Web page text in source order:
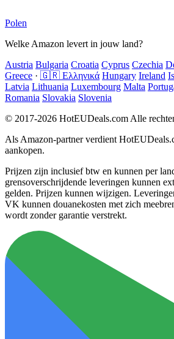
Polen
Welke Amazon levert in jouw land?
Austria Bulgaria Croatia Cyprus Czechia
Greece · 🇬🇷 Ελληνικά Hungary Ireland
Latvia Lithuania Luxembourg Malta
Romania Slovakia Slovenia
© 2017-2026 HotEUDeals.com Alle
Als Amazon-partner verdient
aankopen.
Prijzen zijn inclusief btw en kunnen per
grensoverschrijdende leveringen kunnen
gelden. Prijzen kunnen wijzigen.
VK kunnen douanekosten met zich
wordt zonder garantie verstrekt.